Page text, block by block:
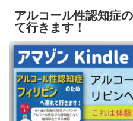
アルコール性認知症
て行きます！